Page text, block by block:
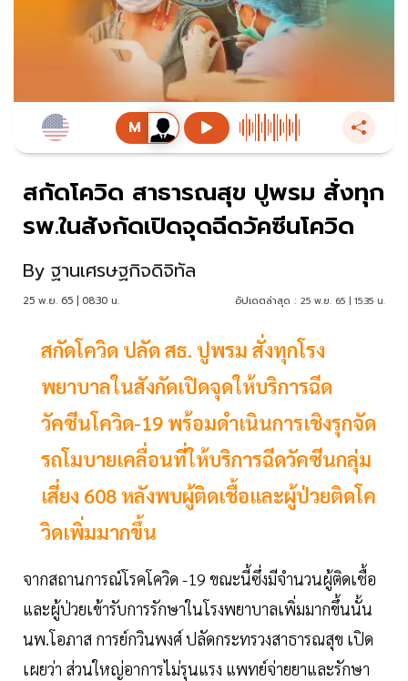
สกัดโควิด สาธารณสุข ปูพรม สั่งทุก
รพ.ในสังกัดเปิดจุดฉีดวัคซีนโควิด
By ฐานเศรษฐกิจดิจิทัล
25 พ.ย. 65 | 08:30 น. อัปเดตล่าสุด : 25 พ.ย. 65 | 15:35 น.
สกัดโควิด ปลัด สธ. ปูพรม สั่งทุกโรง
พยาบาลในสังกัดเปิดจุดให้บริการฉีด
วัคซีนโควิด-19 พร้อมดำเนินการเชิงรุกจัด
รถโมบายเคลื่อนที่ให้บริการฉีดวัคซีนกลุ่ม
เสี่ยง 608 หลังพบผู้ติดเชื้อและผู้ป่วยติดโค
วิดเพิ่มมากขึ้น
จากสถานการณ์โรคโควิด -19 ขณะนี้ซึ่งมีจำนวนผู้ติดเชื้อ
และผู้ป่วยเข้ารับการรักษาในโรงพยาบาลเพิ่มมากขึ้นนั้น
นพ.โอภาส การย์กวินพงศ์ ปลัดกระทรวงสาธารณสุข เปิด
เผยว่า ส่วนใหญ่อาการไม่รุนแรง แพทย์จ่ายยาและรักษา